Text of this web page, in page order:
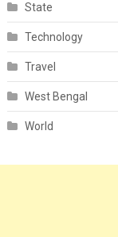
State
Technology
Travel
West Bengal
World